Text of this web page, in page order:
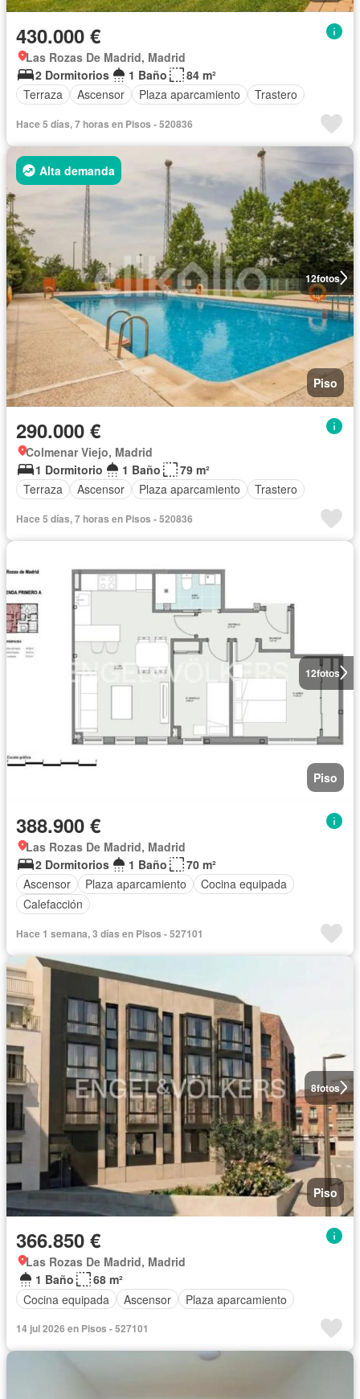
430.000 €
Las Rozas De Madrid, Madrid
2 Dormitorios
1 Baño
84 m²
Terraza
Ascensor Plaza aparcamiento Trastero
Hace 5 días, 7 horas en Pisos - 520836
12fotos
Alta demanda
Piso
290.000 €
Colmenar Viejo, Madrid
1 Dormitorio
1 Baño
79 m²
Terraza
Ascensor Plaza aparcamiento Trastero
Hace 5 días, 7 horas en Pisos - 520836
12fotos
Piso
388.900 €
Las Rozas De Madrid, Madrid
2 Dormitorios
1 Baño
70 m²
Ascensor
Plaza aparcamiento
Cocina equipada
Calefacción
Hace 1 semana, 3 días en Pisos - 527101
8fotos
Piso
366.850 €
Las Rozas De Madrid, Madrid
1 Baño
68 m²
Cocina equipada
Ascensor Plaza aparcamiento
14 jul 2026 en Pisos - 527101